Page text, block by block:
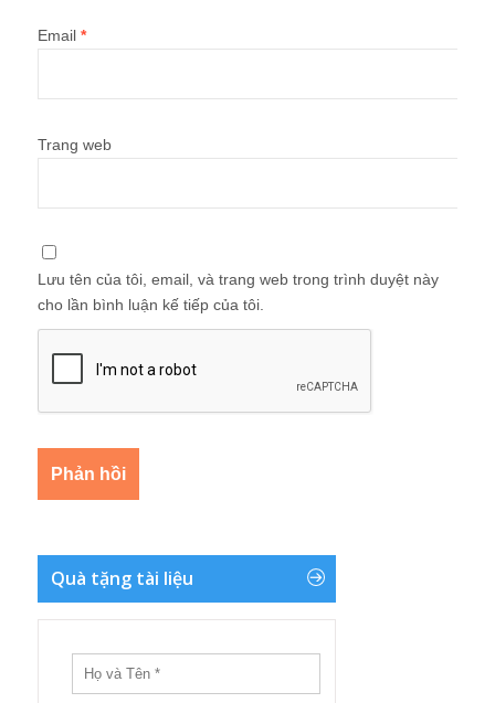
Email *
Trang web
Lưu tên của tôi, email, và trang web trong trình duyệt này
cho lần bình luận kế tiếp của tôi.
Quà tặng tài liệu